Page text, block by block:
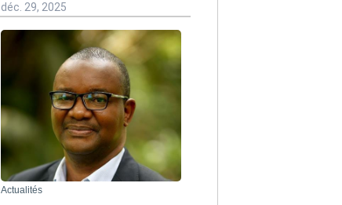
déc. 29, 2025
Actualités